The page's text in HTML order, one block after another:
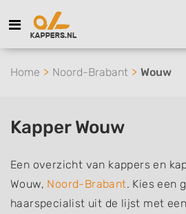
Home Noord-Brabant Wouw
Kapper Wouw
Een overzicht van kappers en
Wouw, Noord-Brabant. Kies een
haarspecialist uit de lijst met